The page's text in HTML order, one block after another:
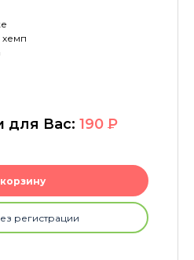
хемп
для Вас: 190 P
регистрации